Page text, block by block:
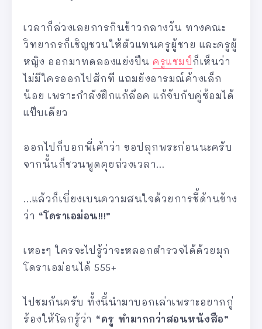
เวลาก็ล่วงเลยการกินข้าวกลางวัน ทางคณะ
วิทยากรก็เชิญชวนให้ตัวแทนครูผู้ชาย และครูผู้
หญิง ออกมาทดลองแย่งปืน ครูแชมป์ ก็เห็นว่า
ไม่มีใครออกไปสักที แถมยังอารมณ์ค้างเล็ก
น้อย เพราะกำลังฝึกแก้ล๊อค แก้จับกับคู่ซ้อมได้
แป๊บเดียว
ออกไปก็บอกพี่เค้าว่า ขอปลุกพระก่อนนะครับ
จากนั้นก็ชวนพูดคุยถ่วงเวลา…
…แล้วก็เบี่ยงเบนความสนใจด้วยการชี้ด้านข้าง
ว่า “โดราเอม่อน!!!”
เหอะๆ ใครจะไปรู้ว่าจะหลอกตำรวจได้ด้วยมุก
โดราเอม่อนได้ 555+
ไปชมกันครับ ทั้งนี้นำมาบอกเล่าเพราะอยากกู่
ร้องให้โลกรู้ว่า “ครู ทำมากกว่าสอนหนังสือ”